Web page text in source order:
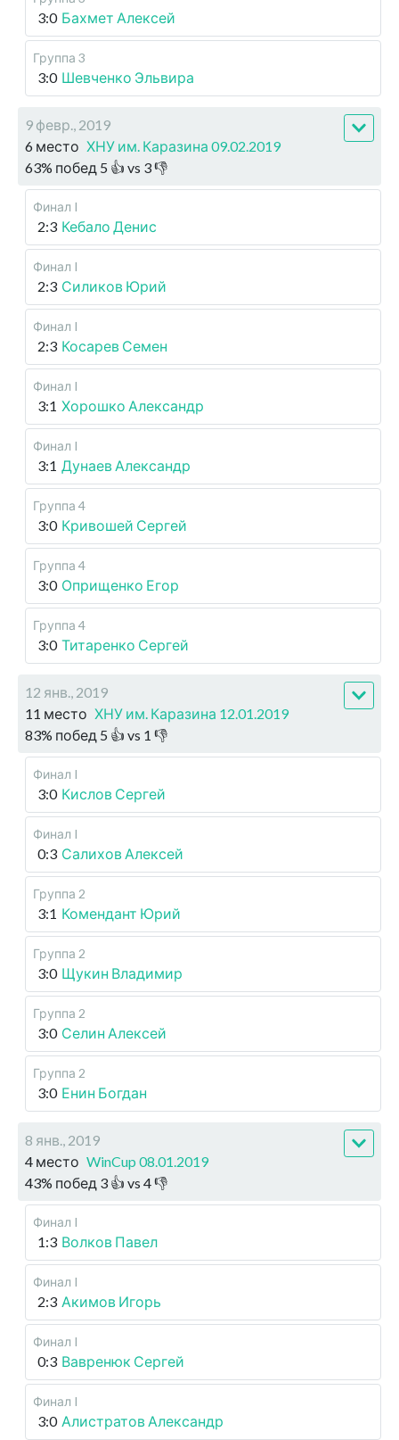
3:0 Бахмет Алексей
Группа 3
3:0 Шевченко Эльвира
9 февр., 2019
6 место ХНУ им. Каразина 09.02.2019
63% побед 5 👍 vs 3👎
Финал I
2:3 Кебало Денис
Финал I
2:3 Силиков Юрий
Финал I
2:3 Косарев Семен
Финал I
3:1 Хорошко Александр
Финал I
3:1 Дунаев Александр
Группа 4
3:0 Кривошей Сергей
Группа 4
3:0 Оприщенко Егор
Группа 4
3:0 Титаренко Сергей
12 янв., 2019
11 место ХНУ им. Каразина 12.01.2019
83% побед 5 👍 vs 1 👎
Финал I
3:0 Кислов Сергей
Финал I
0:3 Салихов Алексей
Группа 2
3:1 Комендант Юрий
Группа 2
3:0 Щукин Владимир
Группа 2
3:0 Селин Алексей
Группа 2
3:0 Енин Богдан
8 янв., 2019
4 место WinCup 08.01.2019
43% побед 3 👍 vs 4👎
Финал I
1:3 Волков Павел
Финал I
2:3 Акимов Игорь
Финал I
0:3 Вавренюк Сергей
Финал I
3:0 Алистратов Александр